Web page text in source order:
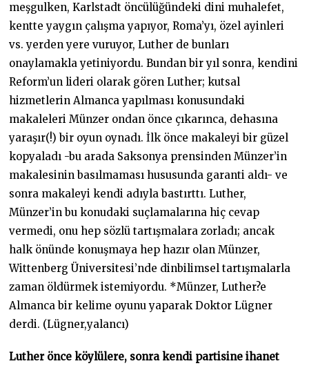
meşgulken, Karlstadt öncülüğündeki dini muhalefet,
kentte yaygın çalışma yapıyor, Roma’yı, özel ayinleri
vs. yerden yere vuruyor, Luther de bunları
onaylamakla yetiniyordu. Bundan bir yıl sonra, kendini
Reform’un lideri olarak gören Luther; kutsal
hizmetlerin Almanca yapılması konusundaki
makaleleri Münzer ondan önce çıkarınca, dehasına
yaraşır(!) bir oyun oynadı. İlk önce makaleyi bir güzel
kopyaladı -bu arada Saksonya prensinden Münzer’in
makalesinin basılmaması hususunda garanti aldı- ve
sonra makaleyi kendi adıyla bastırttı. Luther,
Münzer’in bu konudaki suçlamalarına hiç cevap
vermedi, onu hep sözlü tartışmalara zorladı; ancak
halk önünde konuşmaya hep hazır olan Münzer,
Wittenberg Üniversitesi’nde dinbilimsel tartışmalarla
zaman öldürmek istemiyordu. *Münzer, Luther?e
Almanca bir kelime oyunu yaparak Doktor Lügner
derdi. (Lügner,yalancı)
Luther önce köylülere, sonra kendi partisine ihanet